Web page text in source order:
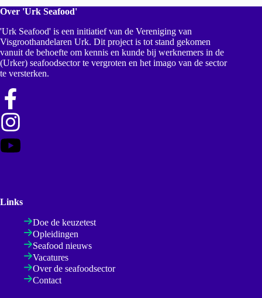
Over 'Urk Seafood'
'Urk Seafood' is een initiatief van de Vereniging van
Visgroothandelaren Urk. Dit project is tot stand gekomen
vanuit de behoefte om kennis en kunde bij werknemers in de
(Urker) seafoodsector te vergroten en het imago van de sector
te versterken.
Links
Doe de keuzetest
Opleidingen
Seafood nieuws
Vacatures
Over de seafoodsector
Contact